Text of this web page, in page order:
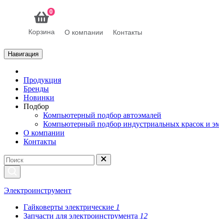
0
Корзина О компании Контакты
Навигация
Продукция
Бренды
Новинки
Подбор
Компьютерный подбор автоэмалей
Компьютерный подбор индустриальных красок и
О компании
Контакты
Электроинструмент
Гайковерты электрические 1
Запчасти для электроинструмента 12